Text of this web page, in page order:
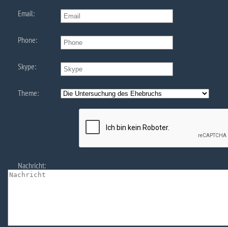
Email:
Phone:
Skype:
Theme:
Nachricht: